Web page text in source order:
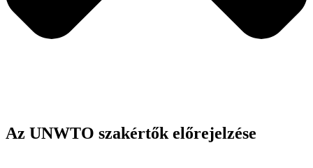
Az UNWTO szakértők előrejelzése